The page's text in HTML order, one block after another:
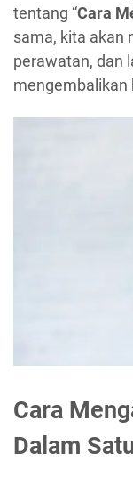
tentang “Cara
sama, kita akan
perawatan, dan
mengembalikan
Cara
Dalam